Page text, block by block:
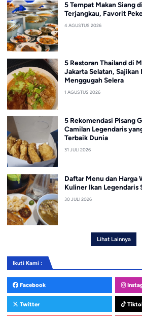
5 Tempat Makan Siang
Terjangkau, Favorit
4 AGUSTUS 2026
5 Restoran Thailand di
Jakarta Selatan,
Menggugah Selera
1 AGUSTUS 2026
5 Rekomendasi Pisang
Camilan Legendaris
Terbaik Dunia
31 JULI 2026
Daftar Menu dan Harga
Kuliner Ikan Legendaris
30 JULI 2026
Lihat Lainnya
Ikuti Kami :
Facebook
Twitter